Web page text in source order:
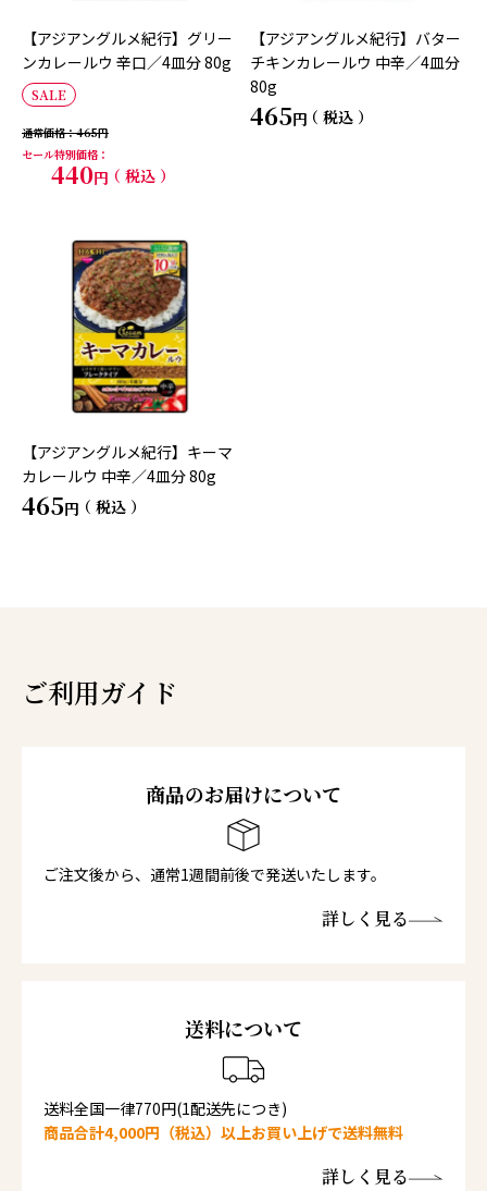
【アジアングルメ紀行】グリー
ンカレールウ 辛口／4皿分 80g
SALE
通常価格
465
セール特別価格
440 税込
【アジアングルメ紀行】バター
チキンカレールウ 中辛／4皿分
80g
465 税込
【アジアングルメ紀行】キーマ
カレールウ 中辛／4皿分 80g
465 税込
ご利用ガイド
商品のお届けについて
ご注文後から、通常1週間前後で発送いたします。
詳しく見る
送料について
送料全国一律770円(1配送先につき)
商品合計4,000円（税込）以上お買い上げで送料無料
詳しく見る